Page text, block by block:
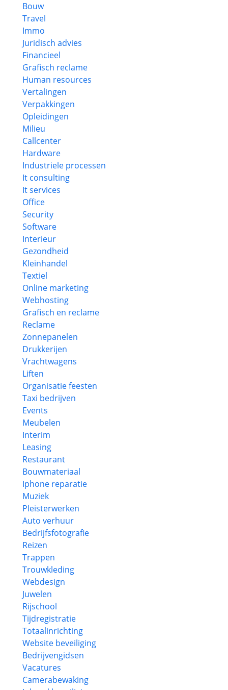
Bouw
Travel
Immo
Juridisch advies
Financieel
Grafisch reclame
Human resources
Vertalingen
Verpakkingen
Opleidingen
Milieu
Callcenter
Hardware
Industriele processen
It consulting
It services
Office
Security
Software
Interieur
Gezondheid
Kleinhandel
Textiel
Online marketing
Webhosting
Grafisch en reclame
Reclame
Zonnepanelen
Drukkerijen
Vrachtwagens
Liften
Organisatie feesten
Taxi bedrijven
Events
Meubelen
Interim
Leasing
Restaurant
Bouwmateriaal
Iphone reparatie
Muziek
Pleisterwerken
Auto verhuur
Bedrijfsfotografie
Reizen
Trappen
Trouwkleding
Webdesign
Juwelen
Rijschool
Tijdregistratie
Totaalinrichting
Website beveiliging
Bedrijvengidsen
Vacatures
Camerabewaking